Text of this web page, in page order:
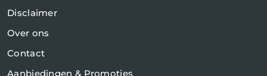
Disclaimer
Over ons
Contact
Aanbiedingen & Promoties